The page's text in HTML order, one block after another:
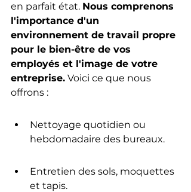
en parfait état. Nous comprenons
l'importance d'un
environnement de travail propre
pour le bien-être de vos
employés et l'image de votre
entreprise. Voici ce que nous
offrons :
Nettoyage quotidien ou
hebdomadaire des bureaux.
Entretien des sols, moquettes
et tapis.